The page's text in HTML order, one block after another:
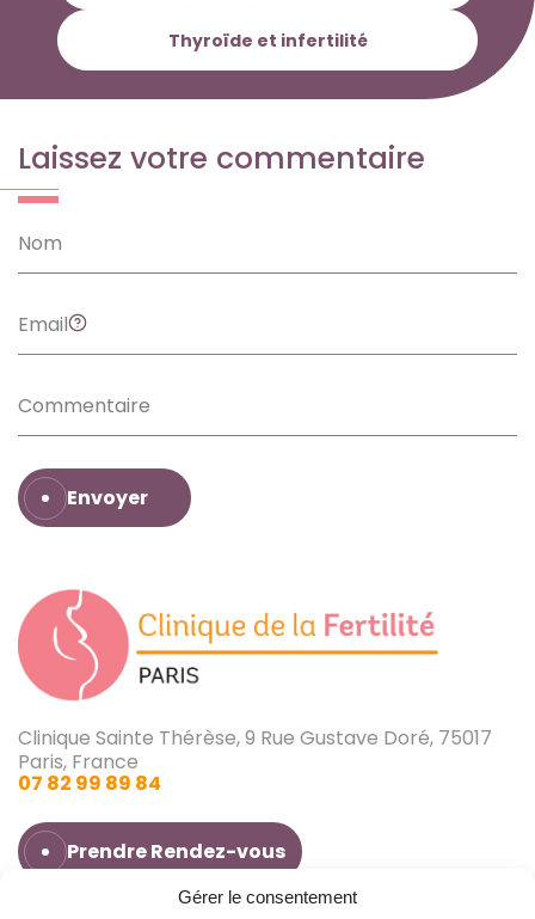
Gérer le consentement
Thyroïde et infertilité
Laissez votre commentaire
Envoyer
Clinique Sainte Thérèse, 9 Rue Gustave Doré, 75017
Paris, France
07 82 99 89 84
Prendre Rendez-vous